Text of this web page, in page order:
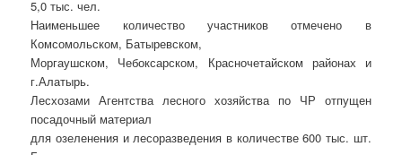
5,0 тыс. чел.
Наименьшее количество участников отмечено в
Комсомольском, Батыревском,
Моргаушском, Чебоксарском, Красночетайском районах и
г.Алатырь.
Лесхозами Агентства лесного хозяйства по ЧР отпущен
посадочный материал
для озеленения и лесоразведения в количестве 600 тыс. шт.